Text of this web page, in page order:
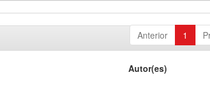
Anterior 1
Autor(es)